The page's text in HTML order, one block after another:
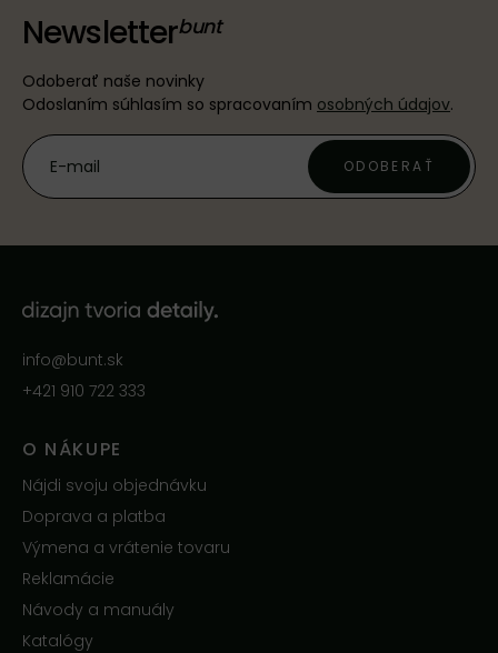
Newsletter
Odoberať naše novinky
Odoslaním súhlasím so spracovaním osobných údajov.
ODOBERAŤ
info@bunt.sk
+421 910 722 333
O NÁKUPE
Nájdi svoju objednávku
Doprava a platba
Výmena a vrátenie tovaru
Reklamácie
Návody a manuály
Katalógy